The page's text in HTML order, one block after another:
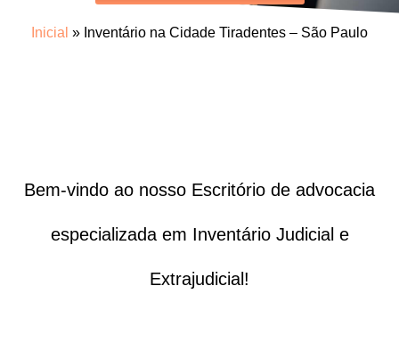
Inicial » Inventário na Cidade Tiradentes – São Paulo
Bem-vindo ao nosso Escritório de advocacia
especializada em Inventário Judicial e
Extrajudicial!